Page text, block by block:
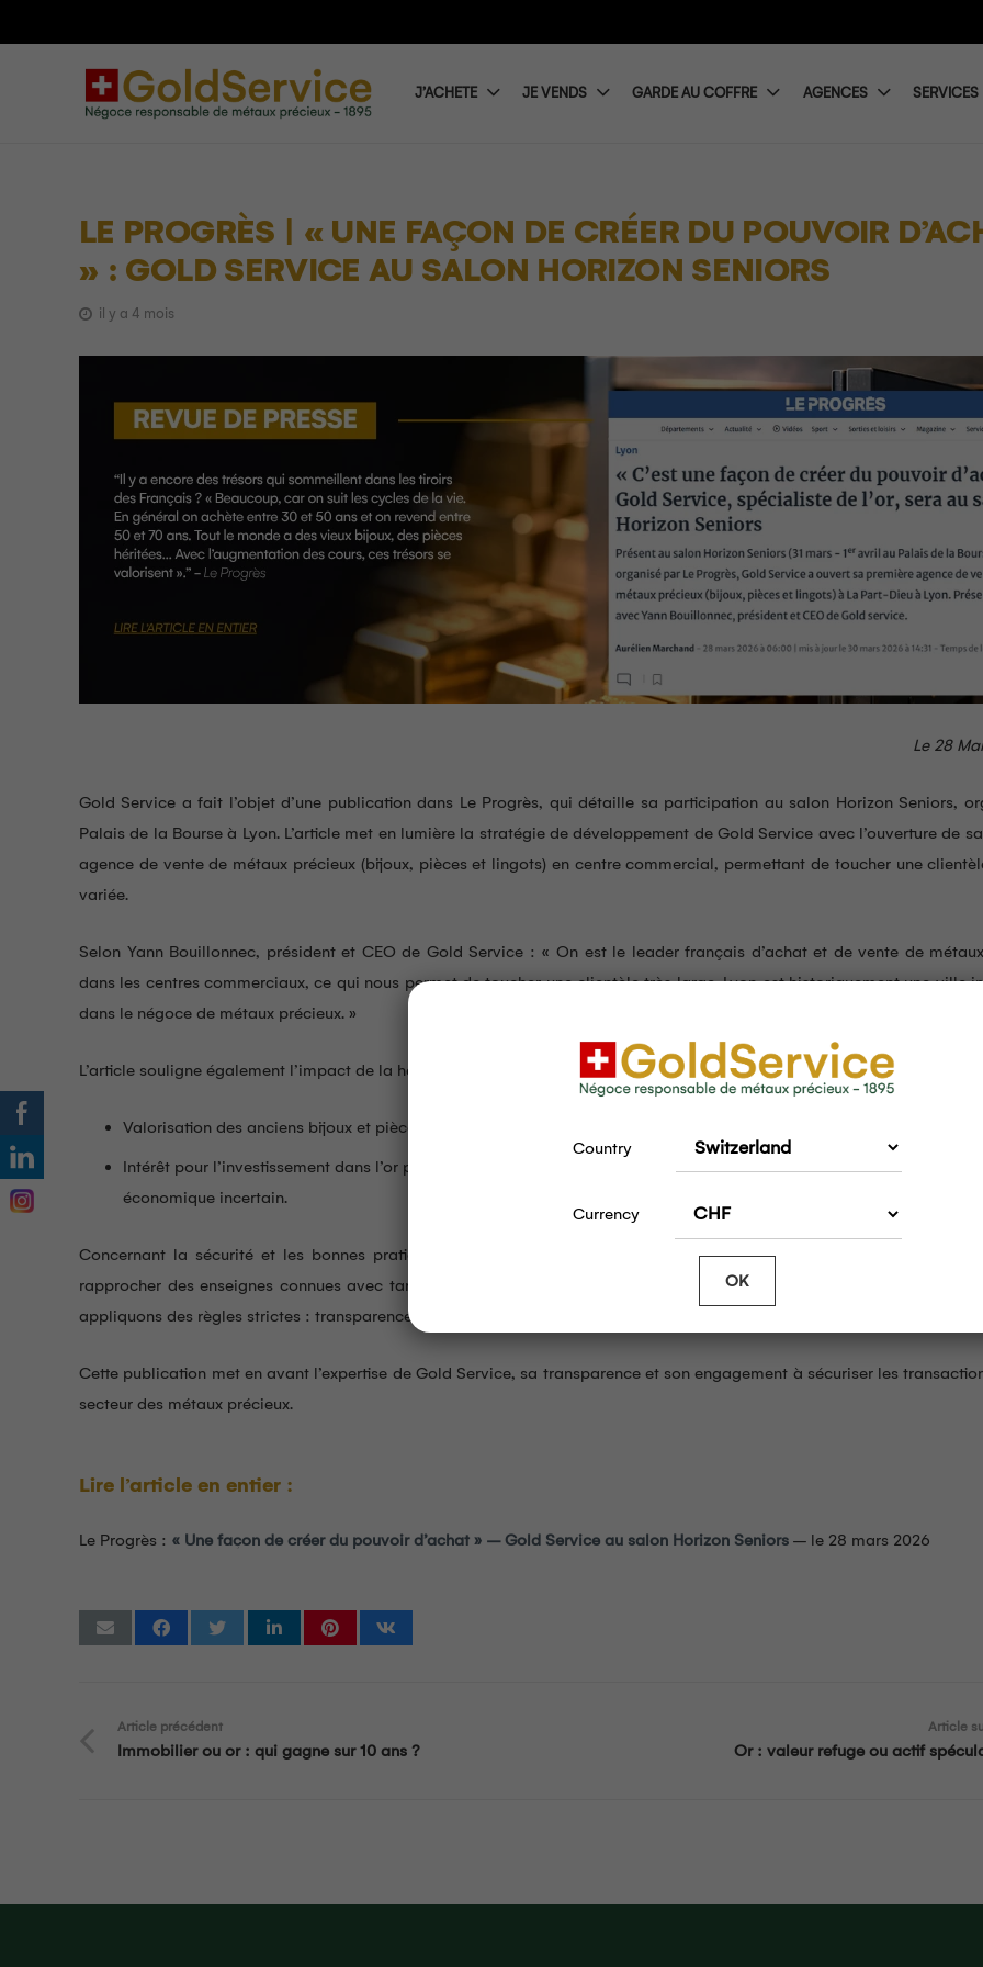
J’ACHETE JE VENDS GARDE AU COFFRE AGENCES SERVICES
LE PROGRÈS | « UNE FAÇON DE CRÉER DU POUVOIR
» : GOLD SERVICE AU SALON HORIZON SENIORS
il y a 4 mois
Le 28
Gold Service a fait l’objet d’une publication dans Le Progrès, qui détaille sa participation au salon Horizon Seniors,
Palais de la Bourse à Lyon. L’article met en lumière la stratégie de développement de Gold Service avec l’ouverture de
agence de vente de métaux précieux (bijoux, pièces et lingots) en centre commercial, permettant de toucher une
variée.
Selon Yann Bouillonnec, président et CEO de Gold Service : « On est le leader français d’achat et de vente de
dans les centres commerciaux, ce qui nous permet de toucher une clientèle très large. Lyon est historiquement une ville
dans le négoce de métaux précieux. »
L’article souligne également l’impact de la hausse du cours de l’or sur le comportement des clients :
Valorisation des anciens bijoux et pièces héritées, permettant de créer du pouvoir d’achat.
Intérêt pour l’investissement dans l’or physique (pièces et lingots), considéré comme valeur refuge dans un contexte
économique incertain.
Concernant la sécurité et les bonnes pratiques pour l’achat et la revente, Yann Bouillonnec précise : « Il est
rapprocher des enseignes connues avec tarifs affichés et de ne pas vendre aux personnes itinérantes… Chez Gold
appliquons des règles strictes : transparence, écoute et estimation gratuite des biens. »
Cette publication met en avant l’expertise de Gold Service, sa transparence et son engagement à sécuriser les
secteur des métaux précieux.
Lire l’article en entier :
Le Progrès : « Une façon de créer du pouvoir d’achat » – Gold Service au salon Horizon Seniors – le 28 mars 2026
Article précédent
Immobilier ou or : qui gagne sur 10 ans ?
Article
Or : valeur refuge ou actif
Country
Currency
OK